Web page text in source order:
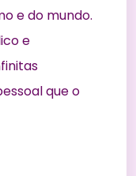
e do mundo.
e
que o